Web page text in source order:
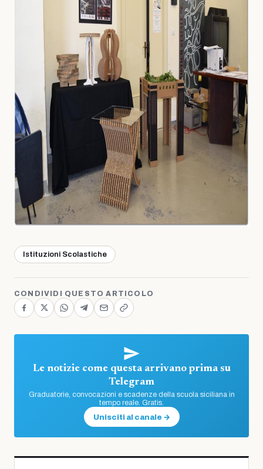
Istituzioni Scolastiche
CONDIVIDI QUESTO ARTICOLO
Le notizie come questa arrivano prima su
Telegram
Graduatorie, convocazioni e scadenze della scuola siciliana in
tempo reale. Gratis.
Unisciti al canale →